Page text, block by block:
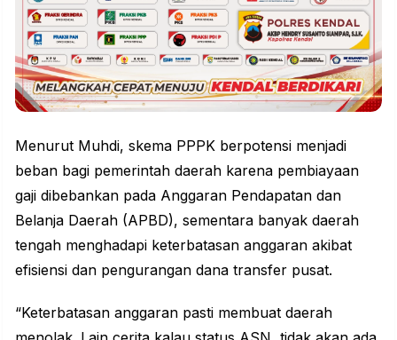
Menurut Muhdi, skema PPPK berpotensi menjadi
beban bagi pemerintah daerah karena pembiayaan
gaji dibebankan pada Anggaran Pendapatan dan
Belanja Daerah (APBD), sementara banyak daerah
tengah menghadapi keterbatasan anggaran akibat
efisiensi dan pengurangan dana transfer pusat.
“Keterbatasan anggaran pasti membuat daerah